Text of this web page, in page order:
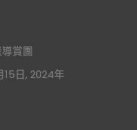
賞團
15日, 2024年